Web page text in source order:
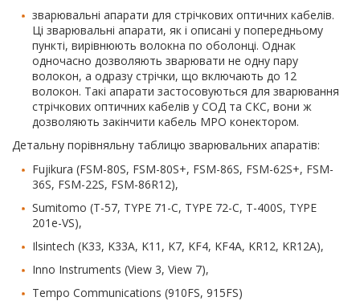
зварювальні апарати для стрічкових оптичних кабелів.
Ці зварювальні апарати, як і описані у попередньому
пункті, вирівнюють волокна по оболонці. Однак
одночасно дозволяють зварювати не одну пару
волокон, а одразу стрічки, що включають до 12
волокон. Такі апарати застосовуються для зварювання
стрічкових оптичних кабелів у СОД та СКС, вони ж
дозволяють закінчити кабель MPO конектором.
Детальну порівняльну таблицю зварювальних апаратів:
Fujikura (FSM-80S, FSM-80S+, FSM-86S, FSM-62S+, FSM-
36S, FSM-22S, FSM-86R12),
Sumitomo (T-57, TYPE 71-C, TYPE 72-C, T-400S, TYPE
201e-VS),
Ilsintech (K33, K33A, K11, K7, KF4, KF4A, KR12, KR12A),
Inno Instruments (View 3, View 7),
Tempo Communications (910FS, 915FS)